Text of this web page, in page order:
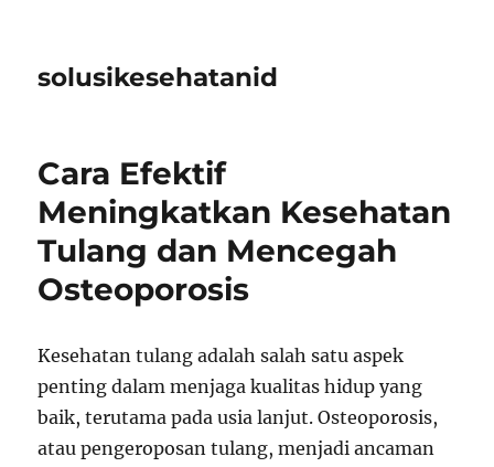
solusikesehatanid
Cara Efektif
Meningkatkan Kesehatan
Tulang dan Mencegah
Osteoporosis
Kesehatan tulang adalah salah satu aspek
penting dalam menjaga kualitas hidup yang
baik, terutama pada usia lanjut. Osteoporosis,
atau pengeroposan tulang, menjadi ancaman